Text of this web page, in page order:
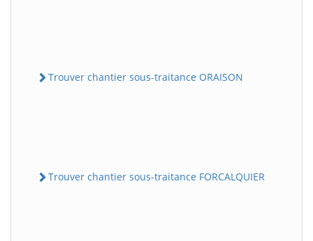
Trouver chantier sous-traitance ORAISON
Trouver chantier sous-traitance FORCALQUIER